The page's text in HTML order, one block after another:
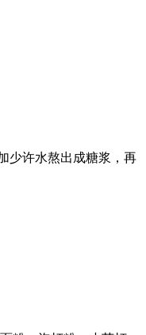
少许水熬出成糖浆，再